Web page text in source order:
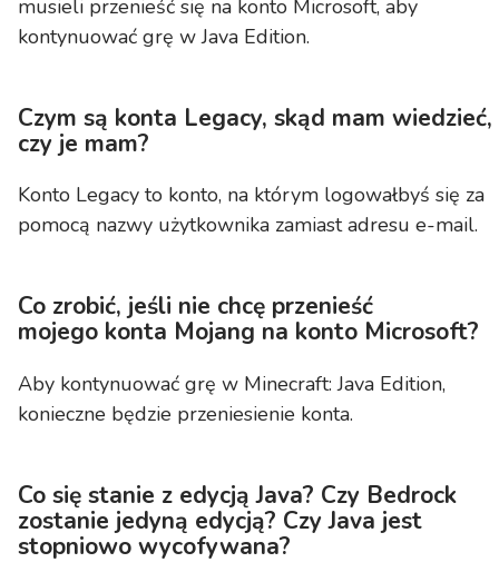
musieli przenieść się na konto Microsoft, aby
kontynuować grę w Java Edition.
Czym są konta Legacy, skąd mam wiedzieć,
czy je mam?
Konto Legacy to konto, na którym logowałbyś się za
pomocą nazwy użytkownika zamiast adresu e-mail.
Co zrobić, jeśli nie chcę przenieść
mojego konta Mojang na konto Microsoft?
Aby kontynuować grę w Minecraft: Java Edition,
konieczne będzie przeniesienie konta.
Co się stanie z edycją Java? Czy Bedrock
zostanie jedyną edycją? Czy Java jest
stopniowo wycofywana?